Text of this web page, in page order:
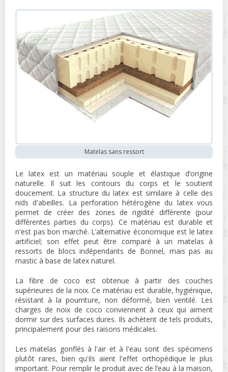
Matelas sans ressort
Le latex est un matériau souple et élastique d’origine
naturelle. Il suit les contours du corps et le soutient
doucement. La structure du latex est similaire à celle des
nids d'abeilles. La perforation hétérogène du latex vous
permet de créer des zones de rigidité différente (pour
différentes parties du corps). Ce matériau est durable et
n'est pas bon marché. L’alternative économique est le latex
artificiel; son effet peut être comparé à un matelas à
ressorts de blocs indépendants de Bonnel, mais pas au
mastic à base de latex naturel.
La fibre de coco est obtenue à partir des couches
supérieures de la noix. Ce matériau est durable, hygiénique,
résistant à la pourriture, non déformé, bien ventilé. Les
charges de noix de coco conviennent à ceux qui aiment
dormir sur des surfaces dures. Ils achètent de tels produits,
principalement pour des raisons médicales.
Les matelas gonflés à l'air et à l'eau sont des spécimens
plutôt rares, bien qu'ils aient l'effet orthopédique le plus
important. Pour remplir le produit avec de l’eau à la maison,